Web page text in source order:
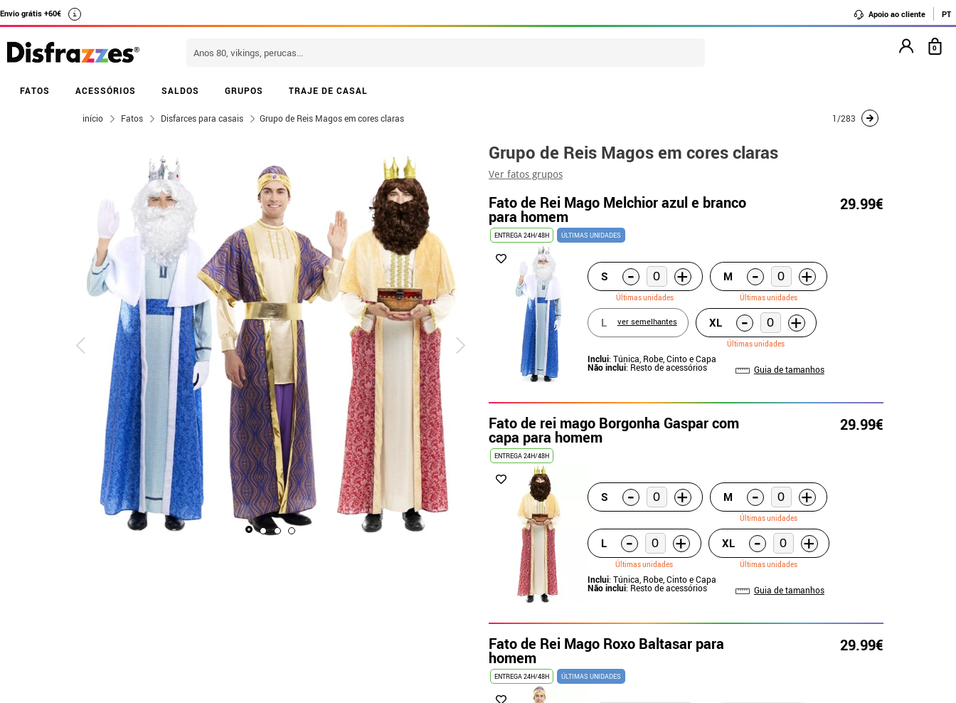
Envio grátis +60€ i Apoio ao cliente PT
FATOS ACESSÓRIOS SALDOS GRUPOS TRAJE DE CASAL
0
início Fatos Disfarces para casais Grupo de Reis Magos em cores claras 1/283
Grupo de Reis Magos em cores claras
Ver fatos grupos
Fato de Rei Mago Melchior azul e branco
para homem
29.99€
ENTREGA 24H/48H ÚLTIMAS UNIDADES
S - +
Últimas unidades
M - +
Últimas unidades
L ver semelhantes XL - +
Últimas unidades
Inclui: Túnica, Robe, Cinto e Capa
Não inclui: Resto de acessórios Guia de tamanhos
Fato de rei mago Borgonha Gaspar com
capa para homem
29.99€
ENTREGA 24H/48H
S - + M - +
Últimas unidades
L - +
Últimas unidades
XL - +
Últimas unidades
Inclui: Túnica, Robe, Cinto e Capa
Não inclui: Resto de acessórios Guia de tamanhos
Fato de Rei Mago Roxo Baltasar para
homem
29.99€
ENTREGA 24H/48H ÚLTIMAS UNIDADES